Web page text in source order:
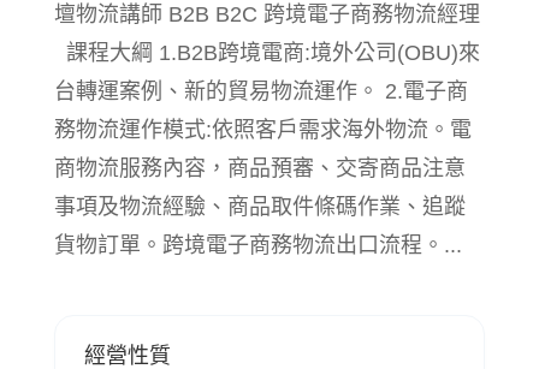
壇物流講師 B2B B2C 跨境電子商務物流經理
課程大綱 1.B2B跨境電商:境外公司(OBU)來
台轉運案例、新的貿易物流運作。 2.電子商
務物流運作模式:依照客戶需求海外物流。電
商物流服務內容，商品預審、交寄商品注意
事項及物流經驗、商品取件條碼作業、追蹤
貨物訂單。跨境電子商務物流出口流程。...
經營性質